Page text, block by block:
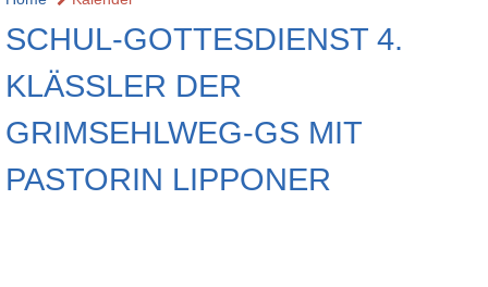
SCHUL-GOTTESDIENST 4.
KLÄSSLER DER
GRIMSEHLWEG-GS MIT
PASTORIN LIPPONER